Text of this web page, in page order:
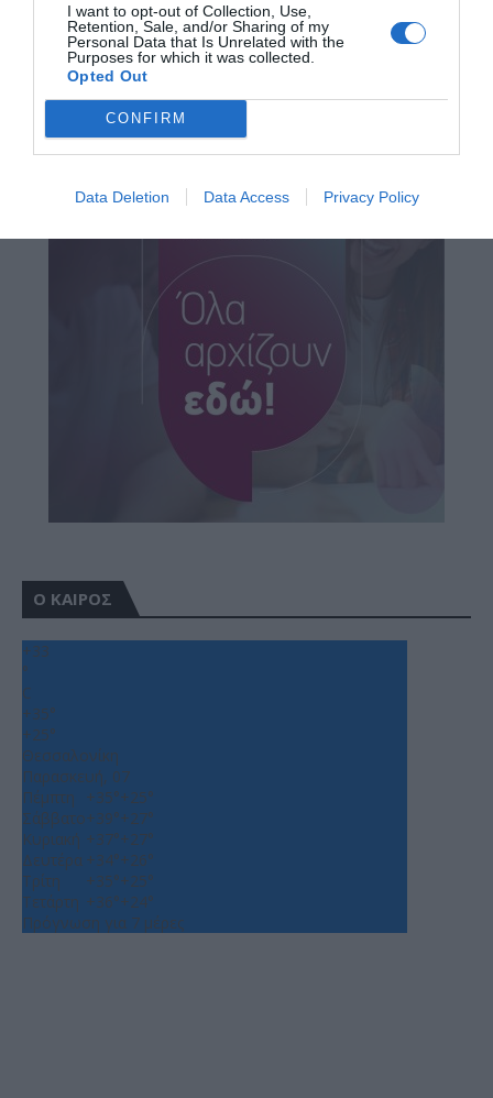
I want to opt-out of Collection, Use,
Retention, Sale, and/or Sharing of my
Personal Data that Is Unrelated with the
Purposes for which it was collected.
Opted Out
CONFIRM
Data Deletion Data Access Privacy Policy
Ο ΚΑΙΡΟΣ
+33
°
C
+35°
+25°
Θεσσαλονίκη
Παρασκευή, 07
Πέμπτη
+35°+25°
Σάββατο+39°+27°
Κυριακή +37°+27°
Δευτέρα +34°+26°
Τρίτη
+35°+25°
Τετάρτη +36°+24°
Πρόγνωση για 7 μέρες